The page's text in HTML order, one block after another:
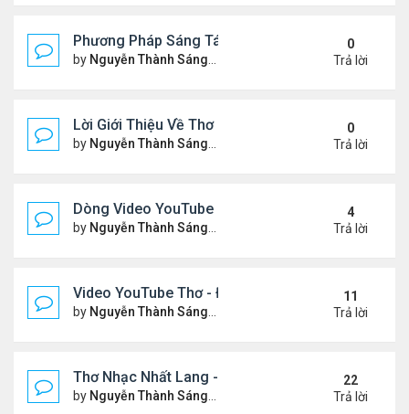
Phương Pháp Sáng Tác Thơ Nhạc Lục Bát Của
by Nguyễn Thành Sáng Thứ 7 Tháng 2 07, 2026 7:00
0
Trả lời
Lời Giới Thiệu Về Thơ Nhạc Nhất Lang
by Nguyễn Thành Sáng Thứ 6 Tháng 2 06, 2026 6:08
0
Trả lời
Dòng Video YouTube ngâm thơ phiên bản mới,
by Nguyễn Thành Sáng Thứ 7 Tháng 1 24, 2026 8:26
4
Trả lời
Video YouTube Thơ - Đọc Thơ & Ngâm Nga Thơ
by Nguyễn Thành Sáng Thứ 2 Tháng 11 17, 2025
11
Trả lời
Thơ Nhạc Nhất Lang - Cảm Xúc - Đọc & Ngâm
by Nguyễn Thành Sáng Thứ 7 Tháng 10 04, 2025 2:39
22
Trả lời